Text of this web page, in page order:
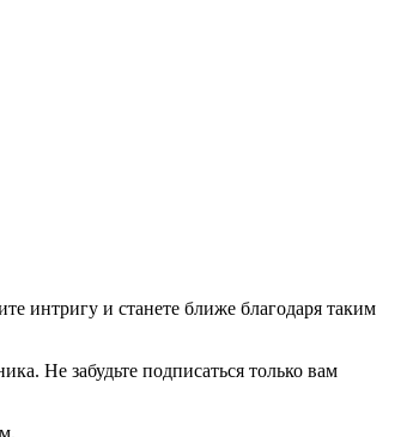
интригу и станете ближе благодаря таким
Не забудьте подписаться только вам